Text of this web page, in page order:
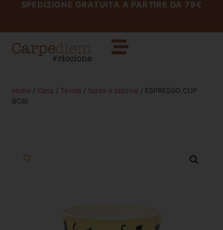
SPEDIZIONE GRATUITA A PARTIRE DA 79€
Home / Casa / Tavola / tazze e tazzine / ESPRESSO CUP
BOBI